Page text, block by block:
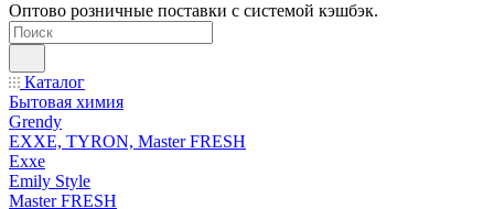
Оптово розничные поставки с системой кэшбэк.
Каталог
Бытовая химия
Grendy
EXXE, TYRON, Master FRESH
Exxe
Emily Style
Master FRESH